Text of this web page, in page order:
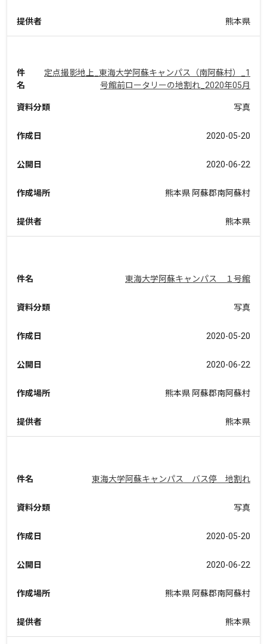
提供者 熊本県
件
名
定点撮影地上_東海大学阿蘇キャンパス（南阿蘇村）_1
号館前ロータリーの地割れ_2020年05月
資料分類 写真
作成日 2020-05-20
公開日 2020-06-22
作成場所 熊本県 阿蘇郡南阿蘇村
提供者 熊本県
件名 東海大学阿蘇キャンパス １号館
資料分類 写真
作成日 2020-05-20
公開日 2020-06-22
作成場所 熊本県 阿蘇郡南阿蘇村
提供者 熊本県
件名 東海大学阿蘇キャンパス バス停 地割れ
資料分類 写真
作成日 2020-05-20
公開日 2020-06-22
作成場所 熊本県 阿蘇郡南阿蘇村
提供者 熊本県